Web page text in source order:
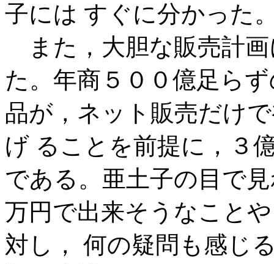
子には すぐに分かった
また，大胆な販売計
た。年商５００億足ら
品が，ネット販売だけ
げ ることを前提に，３
である。亜土子の目で
万円で出来そうなこと
対し， 何の疑問も感じ